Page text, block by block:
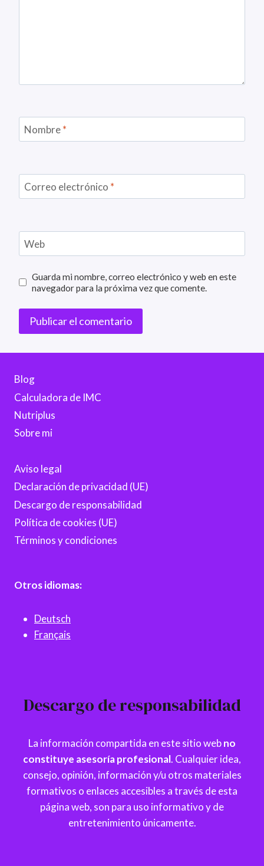
Nombre*
Correo electrónico *
Web
Guarda mi nombre, correo electrónico y web en este
navegador para la próxima vez que comente.
Blog
Calculadora de IMC
Nutriplus
Sobre mi
Aviso legal
Declaración de privacidad (UE)
Descargo de responsabilidad
Política de cookies (UE)
Términos y condiciones
Otros idiomas:
Deutsch
Français
Descargo de responsabilidad
La información compartida en este sitio webno
constituye asesoría profesional. Cualquier idea,
consejo, opinión, información y/u otros materiales
formativos o enlaces accesibles a través de esta
página web, son para uso informativo y de
entretenimiento únicamente.